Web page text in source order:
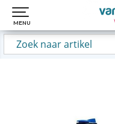
MENU
MENU